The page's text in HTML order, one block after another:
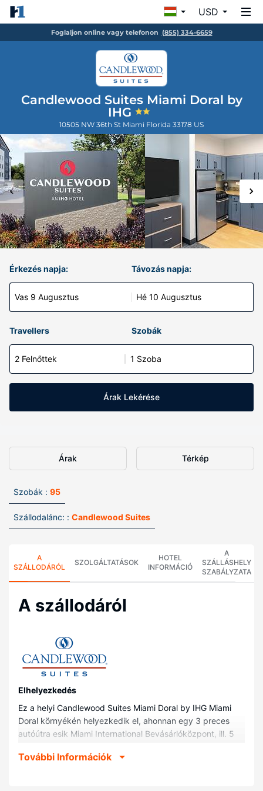
USD
Foglaljon online vagy telefonon (855) 334-6659
Candlewood Suites Miami Doral by
IHG
10505 NW 36th St Miami Florida 33178 US
Érkezés napja:
Vas 9 Augusztus
Távozás napja:
Hé 10 Augusztus
Travellers Szobák
2 Felnőttek 1 Szoba
Árak Lekérése
Árak Térkép
Szobák : 95
Szállodalánc: : Candlewood Suites
A
SZÁLLODÁRÓL
SZOLGÁLTATÁSOK
HOTEL
INFORMÁCIÓ
A
SZÁLLÁSHELY
SZABÁLYZATA
A szállodáról
Elhelyezkedés
Ez a helyi Candlewood Suites Miami Doral by IHG Miami
Doral környékén helyezkedik el, ahonnan egy 3 preces
autóútra esik Miami International Bevásárlóközpont, ill. 5
hotel kb. 19,1 km-re található Dadeland Mall
További Információk